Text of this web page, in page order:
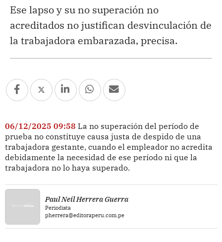
Ese lapso y su no superación no
acreditados no justifican desvinculación de
la trabajadora embarazada, precisa.
06/12/2025 09:58 La no superación del período de
prueba no constituye causa justa de despido de una
trabajadora gestante, cuando el empleador no acredita
debidamente la necesidad de ese período ni que la
trabajadora no lo haya superado.
Paul Neil Herrera Guerra
Periodista
pherrera@editoraperu.com.pe